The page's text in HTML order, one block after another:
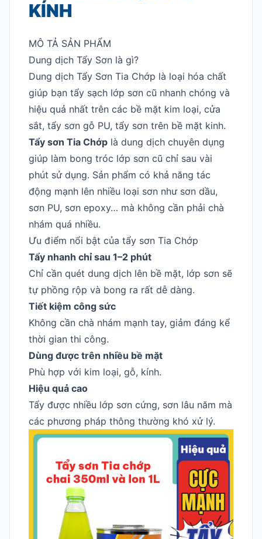
KÍNH
MÔ TẢ SẢN PHẨM
Dung dịch Tẩy Sơn là gì?
Dung dịch Tẩy Sơn Tia Chớp là loại hóa chất
giúp bạn tẩy sạch lớp sơn cũ nhanh chóng và
hiệu quả nhất trên các bề mặt kim loại, cửa
sắt, tẩy sơn gỗ PU, tẩy sơn trên bề mặt kinh.
Tẩy sơn Tia Chớp là dung dịch chuyên dụng
giúp làm bong tróc lớp sơn cũ chỉ sau vài
phút sử dụng. Sản phẩm có khả năng tác
động mạnh lên nhiều loại sơn như sơn dầu,
sơn PU, sơn epoxy… mà không cần phải chà
nhám quá nhiều.
Ưu điểm nổi bật của tẩy sơn Tia Chớp
Tẩy nhanh chỉ sau 1–2 phút
Chỉ cần quét dung dịch lên bề mặt, lớp sơn sẽ
tự phồng rộp và bong ra rất dễ dàng.
Tiết kiệm công sức
Không cần chà nhám mạnh tay, giảm đáng kể
thời gian thi công.
Dùng được trên nhiều bề mặt
Phù hợp với kim loại, gỗ, kính.
Hiệu quả cao
Tẩy được nhiều lớp sơn cứng, sơn lâu năm mà
các phương pháp thông thường khó xử lý.